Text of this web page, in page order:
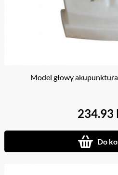
Model głowy
234.93
Do